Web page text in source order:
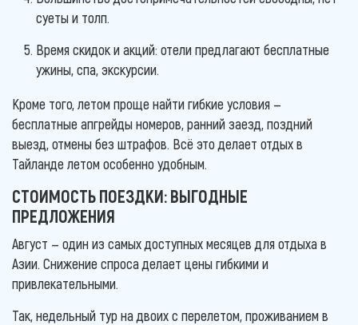
суеты и толп.
Время скидок и акций: отели предлагают бесплатные
ужины, спа, экскурсии.
Кроме того, летом проще найти гибкие условия —
бесплатные апгрейды номеров, ранний заезд, поздний
выезд, отмены без штрафов. Всё это делает отдых в
Тайланде летом особенно удобным.
СТОИМОСТЬ ПОЕЗДКИ: ВЫГОДНЫЕ
ПРЕДЛОЖЕНИЯ
Август — один из самых доступных месяцев для отдыха в
Азии. Снижение спроса делает цены гибкими и
привлекательными.
Так, недельный тур на двоих с перелетом, проживанием в